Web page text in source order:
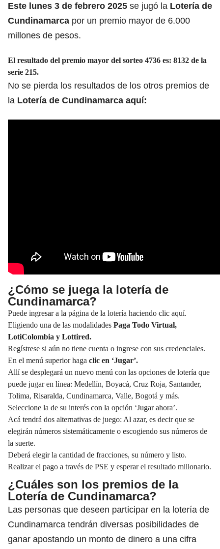
Este lunes 3 de febrero 2025 se jugó la Lotería de
Cundinamarca por un premio mayor de 6.000
millones de pesos.
El resultado del premio mayor del sorteo 4736 es: 8132 de la
serie 215.
No se pierda los resultados de los otros premios de
la Lotería de Cundinamarca aquí:
¿Cómo se juega la lotería de
Cundinamarca?
Puede ingresar a la página de la lotería haciendo clic aquí.
Eligiendo una de las modalidades Paga Todo Virtual,
LotiColombia y Lottired.
Regístrese si aún no tiene cuenta o ingrese con sus credenciales.
En el menú superior haga clic en ‘Jugar’.
Allí se desplegará un nuevo menú con las opciones de lotería que
puede jugar en línea: Medellín, Boyacá, Cruz Roja, Santander,
Tolima, Risaralda, Cundinamarca, Valle, Bogotá y más.
Seleccione la de su interés con la opción ‘Jugar ahora’.
Acá tendrá dos alternativas de juego: Al azar, es decir que se
elegirán números sistemáticamente o escogiendo sus números de
la suerte.
Deberá elegir la cantidad de fracciones, su número y listo.
Realizar el pago a través de PSE y esperar el resultado millonario.
¿Cuáles son los premios de la
Lotería de Cundinamarca?
Las personas que deseen participar en la lotería de
Cundinamarca tendrán diversas posibilidades de
ganar apostando un monto de dinero a una cifra